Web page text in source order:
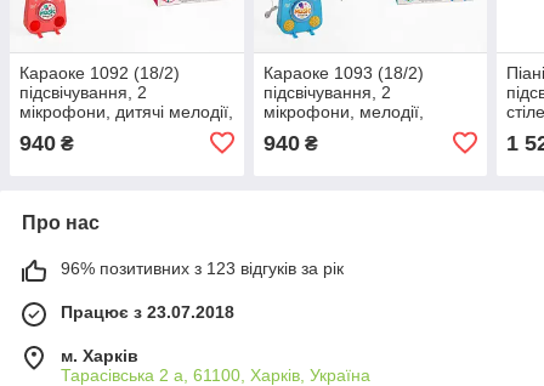
Караоке 1092 (18/2)
підсвічування, 2
мікрофони, дитячі мелодії,
регулювання гучності,
940 ₴
Караоке 1093 (18/2)
підсвічування, 2
мікрофони, мелодії,
регулювання гучності,
940₴ 1
Про нас
96% позитивних з 123 відгуків за рік
Працює з 23.07.2018
м. Харків
Тарасівська 2 а, 61100, Харків, Україна